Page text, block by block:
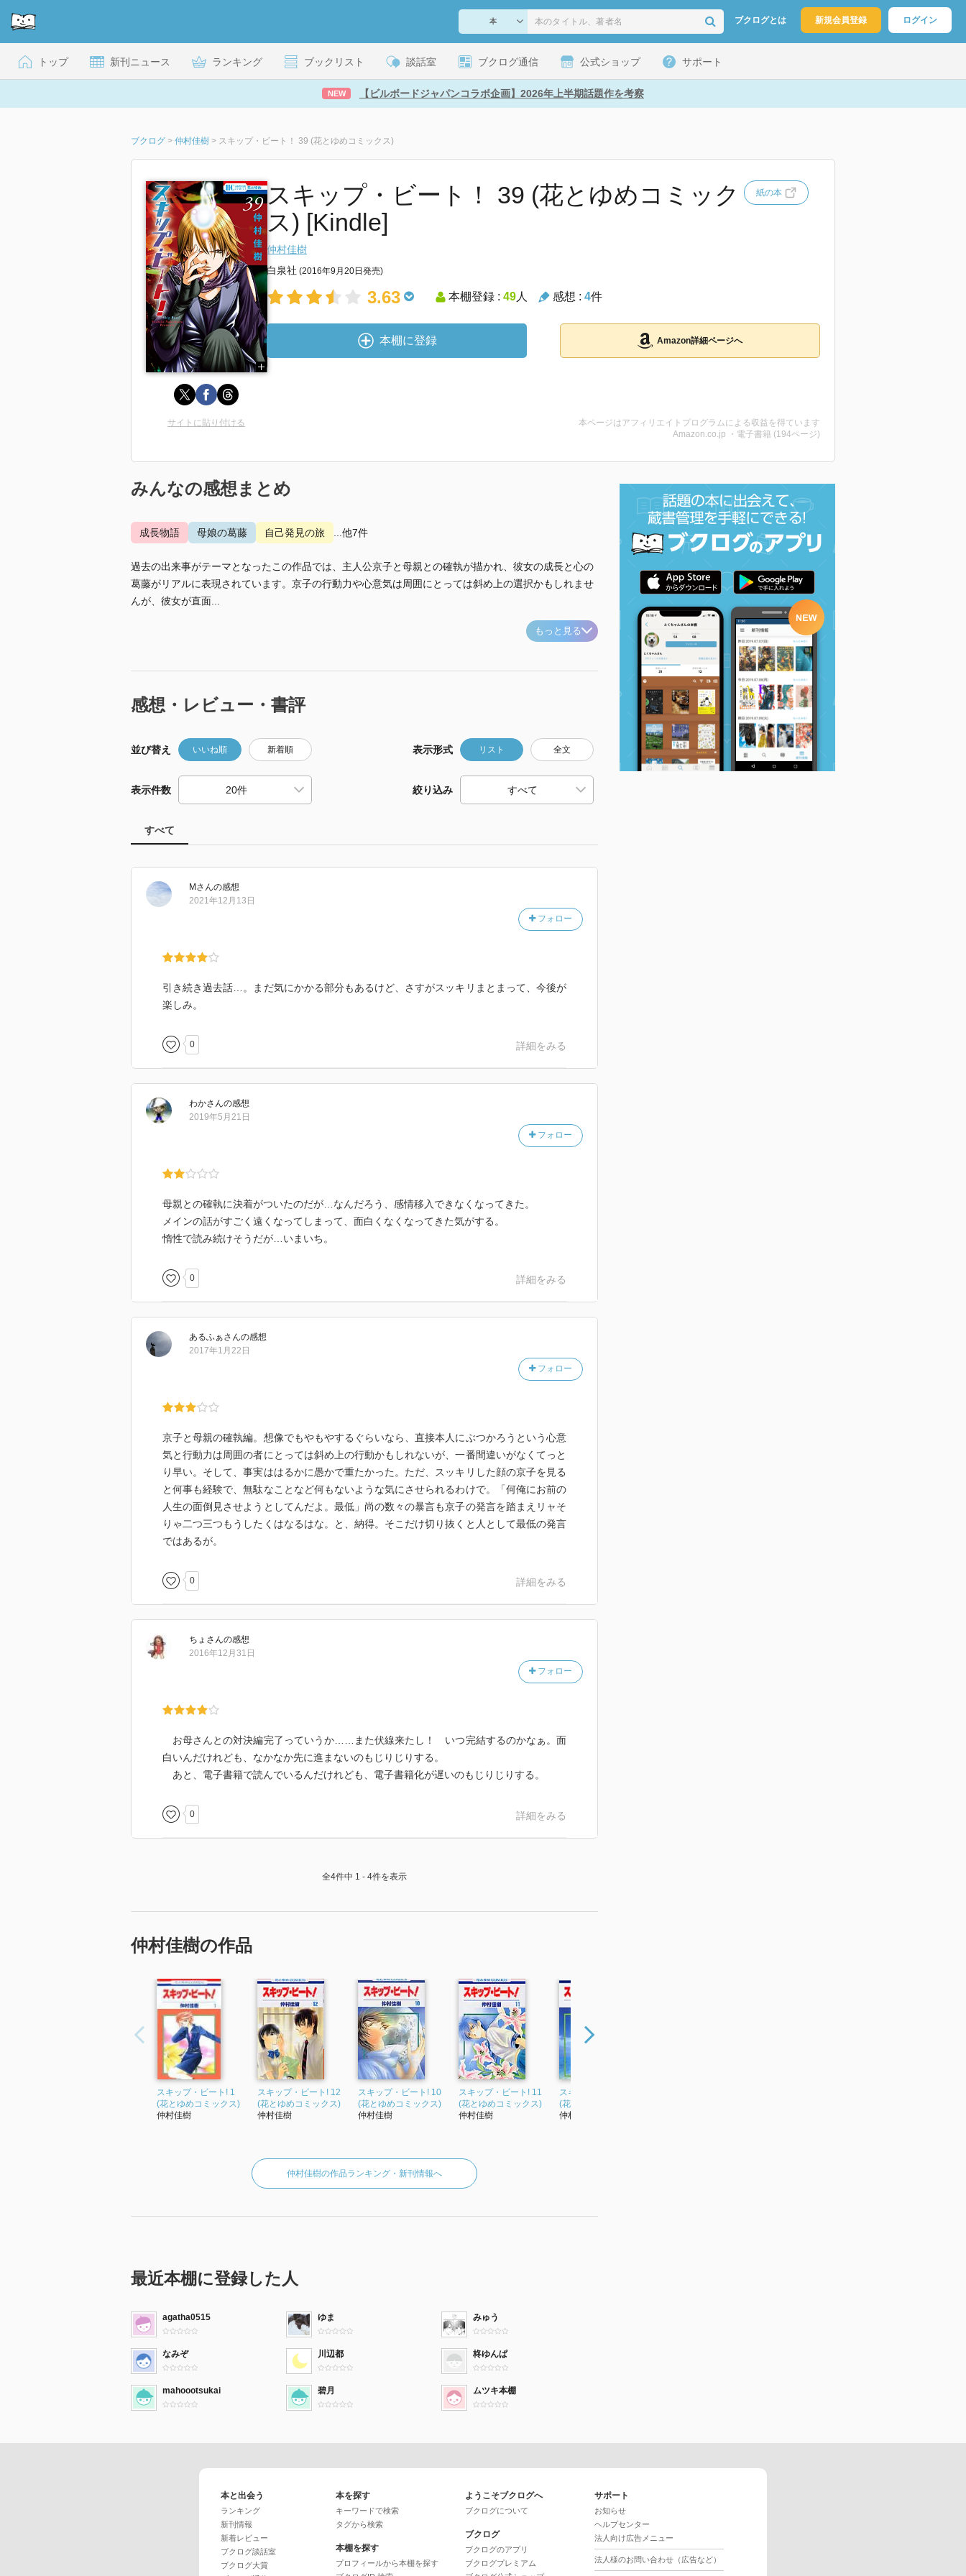
ブクログとは 新規会員登録 ログイン
トップ 新刊ニュース ランキング ブックリスト 談話室 ブクログ通信 公式ショップ サポート
NEW 【ビルボードジャパンコラボ企画】2026年上半期話題作を考察
ブクログ > 仲村佳樹 > スキップ・ビート！ 39 (花とゆめコミックス)
スキップ・ビート！ 39 (花とゆめコミック
ス) [Kindle]
紙の本
仲村佳樹
白泉社 (2016年9月20日発売)
3.63 本棚登録 : 49人 感想 : 4件
本棚に登録 Amazon詳細ページへ
サイトに貼り付ける
本ページはアフィリエイトプログラムによる収益を得ています
Amazon.co.jp ・電子書籍 (194ページ)
みんなの感想まとめ
成長物語 母娘の葛藤 自己発見の旅 ...他7件
過去の出来事がテーマとなったこの作品では、主人公京子と母親との確執が描かれ、彼女の成長と心の
葛藤がリアルに表現されています。京子の行動力や心意気は周囲にとっては斜め上の選択かもしれませ
んが、彼女が直面...
もっと見る
感想・レビュー・書評
並び替え いいね順 新着順 表示形式 リスト 全文
表示件数 絞り込み
すべて
Mさんの感想
フォロー
2021年12月13日
引き続き過去話…。まだ気にかかる部分もあるけど、さすがスッキリまとまって、今後が
楽しみ。
0 詳細をみる
わかさんの感想
フォロー
2019年5月21日
母親との確執に決着がついたのだが…なんだろう、感情移入できなくなってきた。
メインの話がすごく遠くなってしまって、面白くなくなってきた気がする。
惰性で読み続けそうだが…いまいち。
0 詳細をみる
あるふぁさんの感想
フォロー
2017年1月22日
京子と母親の確執編。想像でもやもやするぐらいなら、直接本人にぶつかろうという心意
気と行動力は周囲の者にとっては斜め上の行動かもしれないが、一番間違いがなくてっと
り早い。そして、事実ははるかに愚かで重たかった。ただ、スッキリした顔の京子を見る
と何事も経験で、無駄なことなど何もないような気にさせられるわけで。「何俺にお前の
人生の面倒見させようとしてんだよ。最低」尚の数々の暴言も京子の発言を踏まえリャそ
りゃ二つ三つもうしたくはなるはな。と、納得。そこだけ切り抜くと人として最低の発言
ではあるが。
0 詳細をみる
ちょ さんの感想
フォロー
2016年12月31日
お母さんとの対決編完了っていうか……また伏線来たし！ いつ完結するのかなぁ。面
白いんだけれども、なかなか先に進まないのもじりじりする。
あと、電子書籍で読んでいるんだけれども、電子書籍化が遅いのもじりじりする。
0 詳細をみる
全4件中 1 - 4件を表示
仲村佳樹の作品
スキップ・ビート! 1
(花とゆめコミックス)
仲村佳樹
スキップ・ビート! 12
(花とゆめコミックス)
仲村佳樹
スキップ・ビート! 10
(花とゆめコミックス)
仲村佳樹
スキップ・ビート! 11
(花とゆめコミックス)
仲村佳樹
スキップ・ビート! 13
(花とゆめコミックス)
仲村佳樹
仲村佳樹の作品ランキング・新刊情報へ
最近本棚に登録した人
agatha0515 ゆま みゅう
なみぞ 川辺都 柊ゆんぱ
mahoootsukai 碧月 ムツキ本棚
本と出会う
ランキング
新刊情報
新着レビュー
ブクログ談話室
ブクログ大賞
本を探す
キーワードで検索
タグから検索
本棚を探す
プロフィールから本棚を探す
ようこそブクログへ
ブクログについて
ブクログ
ブクログのアプリ
ブクログプレミアム
サポート
お知らせ
ヘルプセンター
法人向け広告メニュー
法人様のお問い合わせ（広告など）